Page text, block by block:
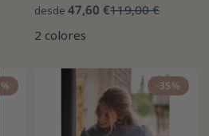
desde 47,60 €119,00 €
2 colores
-35%